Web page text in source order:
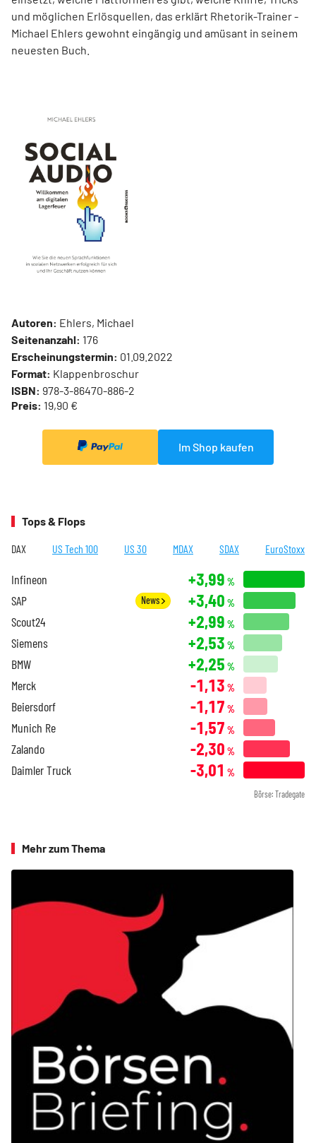
und möglichen Erlösquellen, das erklärt Rhetorik-Trainer ­
Michael Ehlers gewohnt eingängig und amüsant in seinem
neuesten Buch.
Autoren: Ehlers, Michael
Seitenanzahl: 176
Erscheinungstermin: 01.09.2022
Format: Klappenbroschur
ISBN: 978-3-86470-886-2
Preis: 19,90 €
Im Shop kaufen
Tops & Flops
DAX US Tech 100 US 30 MDAX SDAX EuroStoxx
Infineon +3,99 %
SAP News +3,40 %
Scout24 +2,99 %
Siemens +2,53 %
BMW +2,25 %
Merck -1,13 %
Beiersdorf -1,17 %
Munich Re -1,57 %
Zalando -2,30 %
Daimler Truck -3,01 %
Börse: Tradegate
Mehr zum Thema